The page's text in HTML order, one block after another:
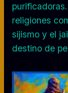
religiones
sijismo y el
destino de